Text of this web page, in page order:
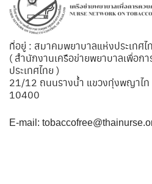
ที่อยู่ : สมาคมพยาบาลแห่งประเทศไ
( สำนักงานเครือข่ายพยาบาลเพื่อก
ประเทศไทย )
21/12 ถนนรางน้ำ แขวงทุ่งพญาไท
10400
E-mail: